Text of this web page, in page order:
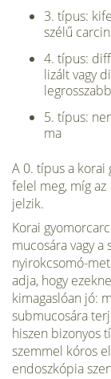
3. típus:
szélű
4. típus:
lizált vagy
5. típus:
ma
A 0. típus a
felel meg, míg
jelzik.
Korai
mucosára vagy
nyirokcsomó-
adja, hogy
kimagaslóan jó:
submucosára
hiszen bizonyos
szemmel kóros
endoszkópia